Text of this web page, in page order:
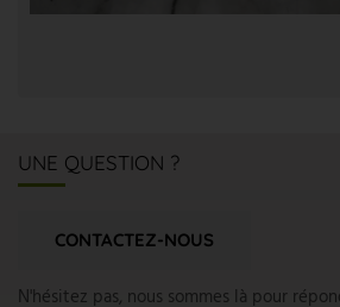
UNE QUESTION ?
CONTACTEZ-NOUS
N'hésitez pas, nous sommes là pour